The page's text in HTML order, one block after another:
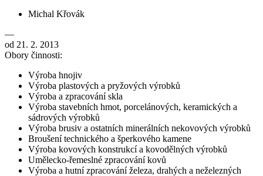
Michal Křovák
—
od 21. 2. 2013
Obory činnosti:
Výroba hnojiv
Výroba plastových a pryžových výrobků
Výroba a zpracování skla
Výroba stavebních hmot, porcelánových, keramických a
sádrových výrobků
Výroba brusiv a ostatních minerálních nekovových výrobků
Broušení technického a šperkového kamene
Výroba kovových konstrukcí a kovodělných výrobků
Umělecko-řemeslné zpracování kovů
Výroba a hutní zpracování železa, drahých a neželezných